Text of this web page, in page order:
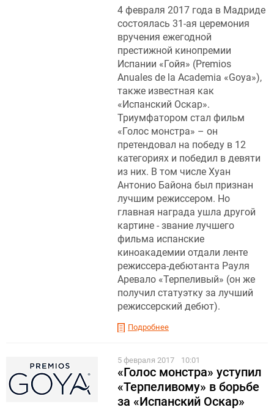
4 февраля 2017 года в Мадриде
состоялась 31-ая церемония
вручения ежегодной
престижной кинопремии
Испании «Гойя» (Premios
Anuales de la Academia «Goya»),
также известная как
«Испанский Оскар».
Триумфатором стал фильм
«Голос монстра» – он
претендовал на победу в 12
категориях и победил в девяти
из них. В том числе Хуан
Антонио Байона был признан
лучшим режиссером. Но
главная награда ушла другой
картине - звание лучшего
фильма испанские
киноакадемии отдали ленте
режиссера-дебютанта Рауля
Аревало «Терпеливый» (он же
получил статуэтку за лучший
режиссерский дебют).
Подробнее
5 февраля 2017 10:01
«Голос монстра» уступил
«Терпеливому» в борьбе
за «Испанский Оскар»